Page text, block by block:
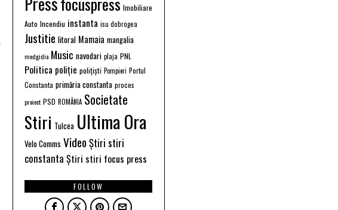
Imobiliare
Auto Incendiu instanta isu dobrogea
Justitie litoral Mamaia mangalia
medgidia Music navodari plaja PNL
Politica poliție polițiști Pompieri Portul
Constanta primăria constanta proces
proiect PSD ROMÂNIA Societate
Stiri Tulcea Ultima Ora
Velo Comms Video Știri stiri
constanta Știri stiri focus press
FOLLOW